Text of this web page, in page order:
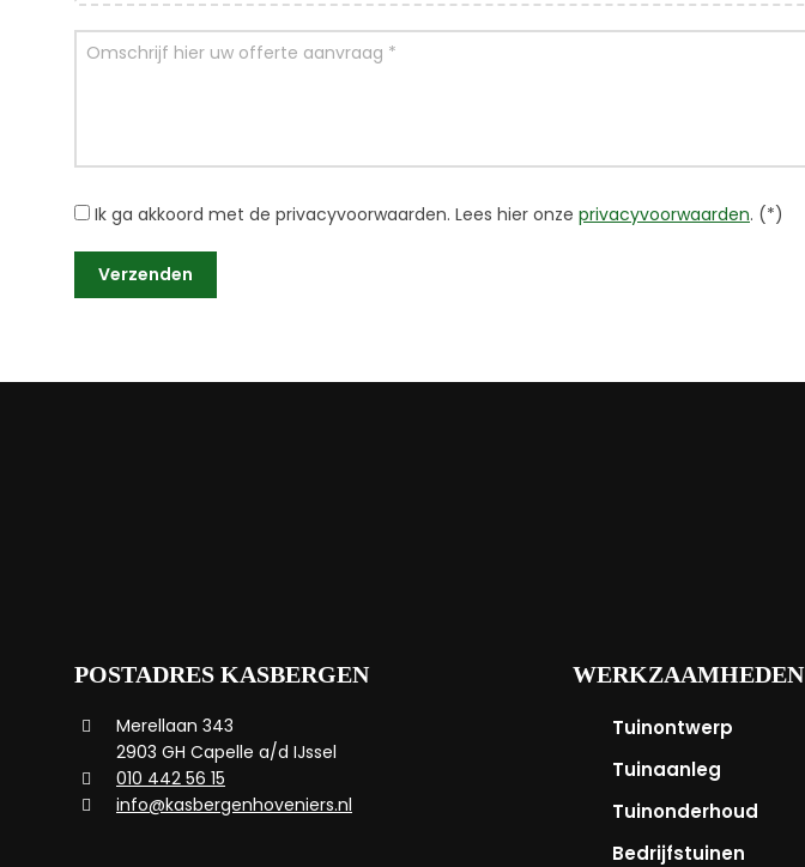
Ik ga akkoord met de privacyvoorwaarden. Lees hier onze privacyvoorwaarden. (*)
POSTADRES KASBERGEN
Merellaan 343
2903 GH Capelle a/d IJssel
010 442 56 15
info@kasbergenhoveniers.nl
WERKZAAMHEDEN
Tuinontwerp
Tuinaanleg
Tuinonderhoud
Bedrijfstuinen